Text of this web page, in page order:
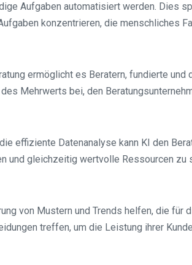
Aufgaben automatisiert werden. Dies
konzentrieren, die menschliches
ermöglicht es Beratern, fundierte
Mehrwerts bei, den
effiziente Datenanalyse kann KI den
und gleichzeitig wertvolle Ressourcen zu
von Mustern und Trends helfen, die
treffen, um die Leistung ihrer